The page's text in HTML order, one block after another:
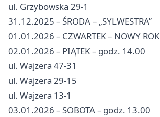
ul. Grzybowska 29-1
31.12.2025 – ŚRODA – „SYLWESTRA”
01.01.2026 – CZWARTEK – NOWY ROK
02.01.2026 – PIĄTEK – godz. 14.00
ul. Wajzera 47-31
ul. Wajzera 29-15
ul. Wajzera 13-1
03.01.2026 – SOBOTA – godz. 13.00